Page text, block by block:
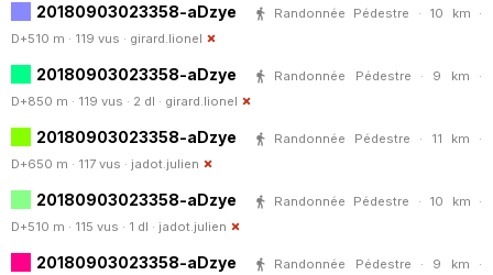
20180903023358-aDzye
Randonnée Pédestre · 10 km ·
D+510 m · 119 vus · girard.lionel
20180903023358-aDzye
Randonnée Pédestre · 9 km ·
D+850 m · 119 vus · 2 dl · girard.lionel
20180903023358-aDzye
Randonnée Pédestre · 11 km ·
D+650 m · 117 vus · jadot.julien
20180903023358-aDzye
Randonnée Pédestre · 10 km ·
D+510 m · 115 vus · 1 dl · jadot.julien
20180903023358-aDzye
Randonnée Pédestre · 9 km ·